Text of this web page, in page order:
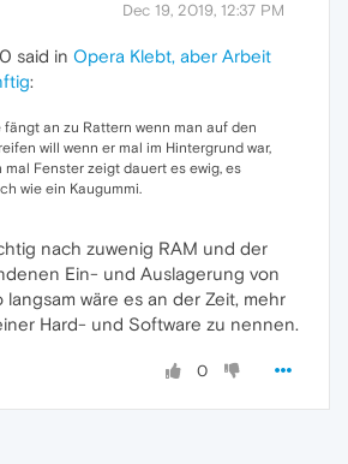
Dec 19, 2019, 12:37 PM
said in Opera Klebt, aber Arbeit
:
fängt an zu Rattern wenn man auf den
will wenn er mal im Hintergrund war,
mal Fenster zeigt dauert es ewig, es
wie ein Kaugummi.
nach zuwenig RAM und der
Ein- und Auslagerung von
langsam wäre es an der Zeit, mehr
Hard- und Software zu nennen.
0